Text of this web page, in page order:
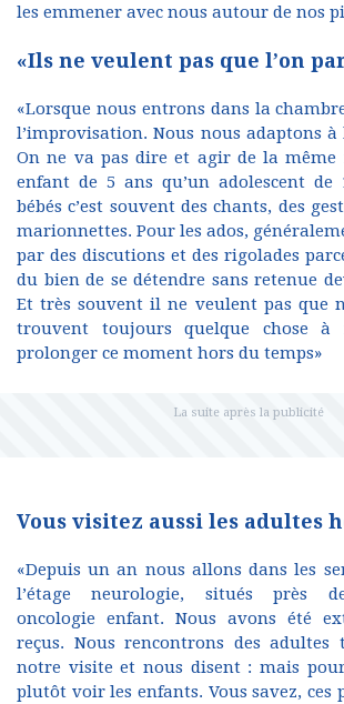
les emmener avec nous autour de nos
«Ils ne veulent pas que l’on
«Lorsque nous entrons dans la
l’improvisation. Nous nous adaptons à
On ne va pas dire et agir de la même
enfant de 5 ans qu’un adolescent de
bébés c’est souvent des chants, des
marionnettes. Pour les ados,
par des discutions et des rigolades
du bien de se détendre sans retenue
Et très souvent il ne veulent pas que
trouvent toujours quelque chose
prolonger ce moment hors du temps»
Vous visitez aussi les adultes
«Depuis un an nous allons dans les
l’étage neurologie, situés près
oncologie enfant. Nous avons été
reçus. Nous rencontrons des adultes
notre visite et nous disent : mais
plutôt voir les enfants. Vous savez, ces